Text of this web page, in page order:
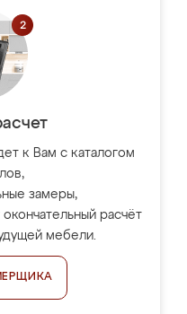
к Вам с каталогом
замеры,
расчёт
мебели.